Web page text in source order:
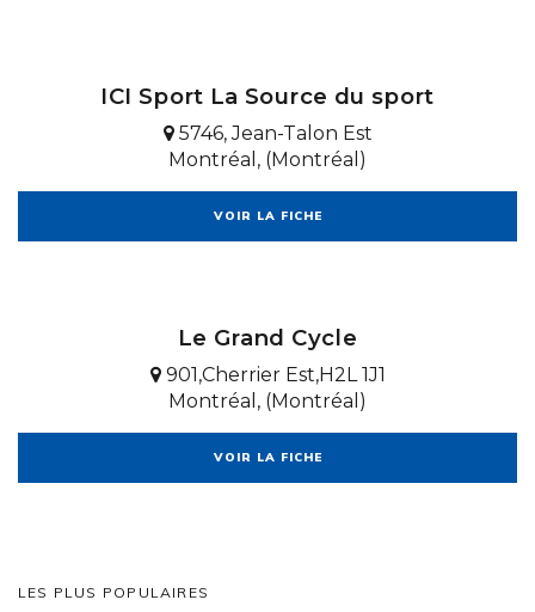
ICI Sport La Source du sport
5746, Jean-Talon Est
Montréal, (Montréal)
VOIR LA FICHE
Le Grand Cycle
901,Cherrier Est,H2L 1J1
Montréal, (Montréal)
VOIR LA FICHE
LES PLUS POPULAIRES